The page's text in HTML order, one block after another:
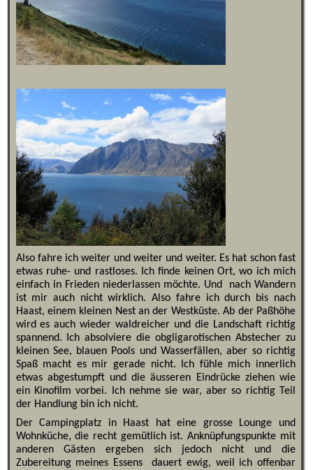
Also fahre ich weiter und weiter und weiter. Es hat schon fast
etwas ruhe- und rastloses. Ich finde keinen Ort, wo ich mich
einfach in Frieden niederlassen möchte. Und nach Wandern
ist mir auch nicht wirklich. Also fahre ich durch bis nach
Haast, einem kleinen Nest an der Westküste. Ab der Paßhöhe
wird es auch wieder waldreicher und die Landschaft richtig
spannend. Ich absolviere die obgligarotischen Abstecher zu
kleinen See, blauen Pools und Wasserfällen, aber so richtig
Spaß macht es mir gerade nicht. Ich fühle mich innerlich
etwas abgestumpft und die äusseren Eindrücke ziehen wie
ein Kinofilm vorbei. Ich nehme sie war, aber so richtig Teil
der Handlung bin ich nicht.
Der Campingplatz in Haast hat eine grosse Lounge und
Wohnküche, die recht gemütlich ist. Anknüpfungspunkte mit
anderen Gästen ergeben sich jedoch nicht und die
Zubereitung meines Essens dauert ewig, weil ich offenbar